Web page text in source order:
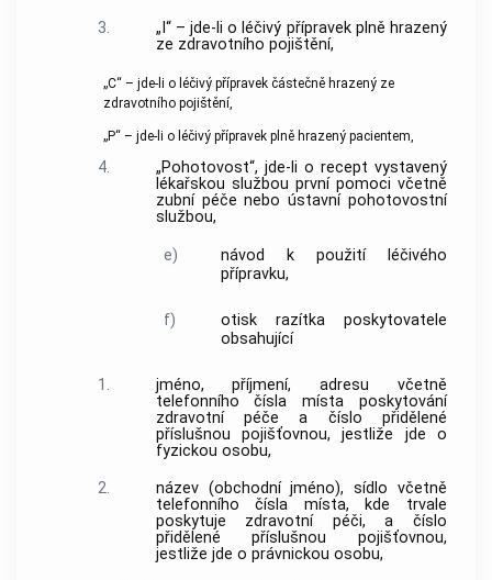
3.
„I“ – jde-li oléčivý přípravekplně hrazený
ze zdravotního pojištění,
„C“ – jde-li o léčivý přípravekčástečně hrazený ze
zdravotního pojištění,
„P“ – jde-li o léčivý přípravekplně hrazený pacientem,
4.
„Pohotovost“, jde-li o recept vystavený
lékařskou službou první pomoci včetně
zubní péče nebo ústavní pohotovostní
službou,
e) návod k použití
léčivého
přípravku,
f)
otisk razítka poskytovatele
obsahující
1.
jméno, příjmení, adresu včetně
telefonního čísla místa poskytování
zdravotní péče a číslo přidělené
příslušnou pojišťovnou, jestliže jde o
fyzickou osobu,
2.
název (obchodní jméno), sídlo včetně
telefonního čísla místa, kde trvale
poskytuje zdravotní péči, a číslo
přidělené příslušnou pojišťovnou,
jestliže jde o právnickou osobu,